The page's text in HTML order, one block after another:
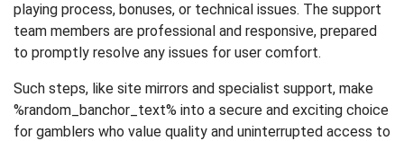
playing process, bonuses, or technical issues. The support
team members are professional and responsive, prepared
to promptly resolve any issues for user comfort.
Such steps, like site mirrors and specialist support, make
%random_banchor_text% into a secure and exciting choice
for gamblers who value quality and uninterrupted access to